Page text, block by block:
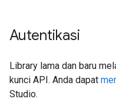
Autentikasi
Library lama dan baru
kunci API. Anda dapat
Studio.